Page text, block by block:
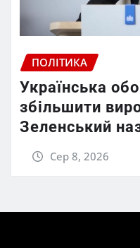
ПОЛІТИКА
Українська
збільшити
Зеленський
Сер 8, 2026